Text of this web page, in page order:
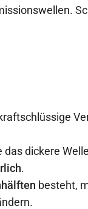
dickere
.
besteht,